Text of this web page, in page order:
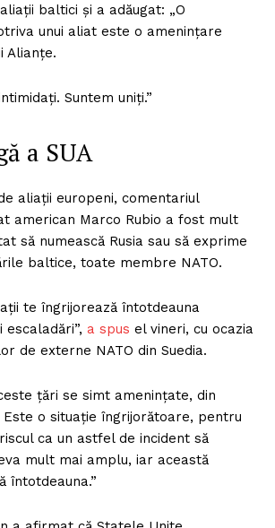
baltici și a adăugat: „O
unui aliat este o amenințare
Alianțe.
Suntem uniți.”
a SUA
aliații europeni, comentariul
american Marco Rubio a fost mult
să numească Rusia sau să exprime
baltice, toate membre NATO.
te îngrijorează întotdeauna
a spus el vineri, cu ocazia
de externe NATO din Suedia.
țări se simt amenințate, din
Este o situație îngrijorătoare, pentru
ca un astfel de incident să
mult mai amplu, iar această
întotdeauna.”